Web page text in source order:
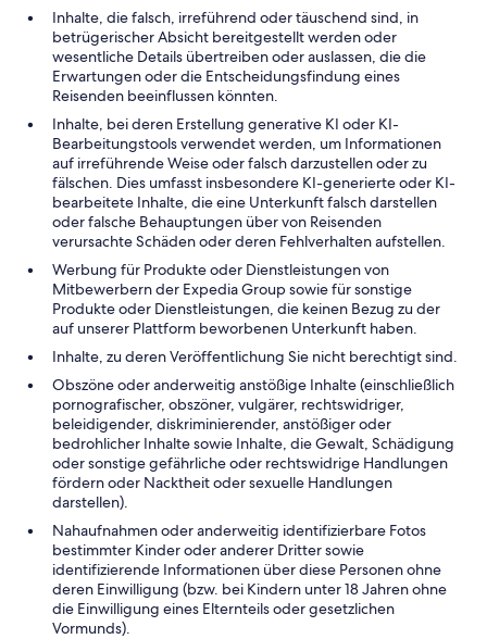
Inhalte, die falsch, irreführend oder täuschend sind, in
betrügerischer Absicht bereitgestellt werden oder
wesentliche Details übertreiben oder auslassen, die die
Erwartungen oder die Entscheidungsfindung eines
Reisenden beeinflussen könnten.
Inhalte, bei deren Erstellung generative KI oder KI-
Bearbeitungstools verwendet werden, um Informationen
auf irreführende Weise oder falsch darzustellen oder zu
fälschen. Dies umfasst insbesondere KI-generierte oder KI-
bearbeitete Inhalte, die eine Unterkunft falsch darstellen
oder falsche Behauptungen über von Reisenden
verursachte Schäden oder deren Fehlverhalten aufstellen.
Werbung für Produkte oder Dienstleistungen von
Mitbewerbern der Expedia Group sowie für sonstige
Produkte oder Dienstleistungen, die keinen Bezug zu der
auf unserer Plattform beworbenen Unterkunft haben.
Inhalte, zu deren Veröffentlichung Sie nicht berechtigt sind.
Obszöne oder anderweitig anstößige Inhalte (einschließlich
pornografischer, obszöner, vulgärer, rechtswidriger,
beleidigender, diskriminierender, anstößiger oder
bedrohlicher Inhalte sowie Inhalte, die Gewalt, Schädigung
oder sonstige gefährliche oder rechtswidrige Handlungen
fördern oder Nacktheit oder sexuelle Handlungen
darstellen).
Nahaufnahmen oder anderweitig identifizierbare Fotos
bestimmter Kinder oder anderer Dritter sowie
identifizierende Informationen über diese Personen ohne
deren Einwilligung (bzw. bei Kindern unter 18 Jahren ohne
die Einwilligung eines Elternteils oder gesetzlichen
Vormunds).